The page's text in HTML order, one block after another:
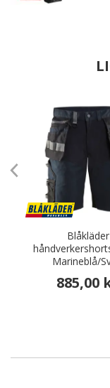
Blåkläder
Marineblå/
885,00